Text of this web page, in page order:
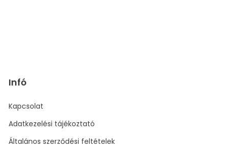
Infó
Kapcsolat
Adatkezelési tájékoztató
Általános szerződési feltételek